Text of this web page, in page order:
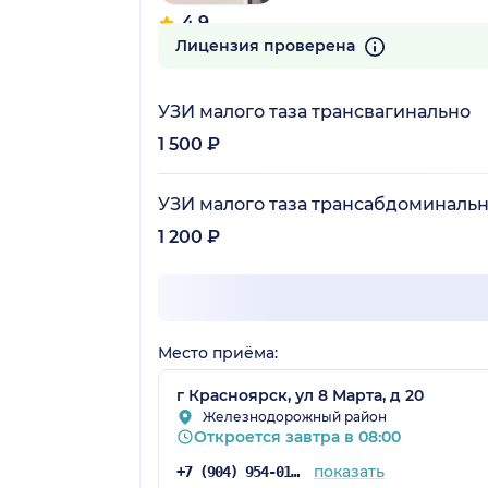
4.9
140 отзывов
Лицензия проверена
УЗИ малого таза трансвагинально
1 500 ₽
УЗИ малого таза
1 200 ₽
Место приёма:
г Красноярск, ул 8 Марта, д 20
Железнодорожный район
Откроется завтра в 08:00
+7 (904) 954-01-82 показать